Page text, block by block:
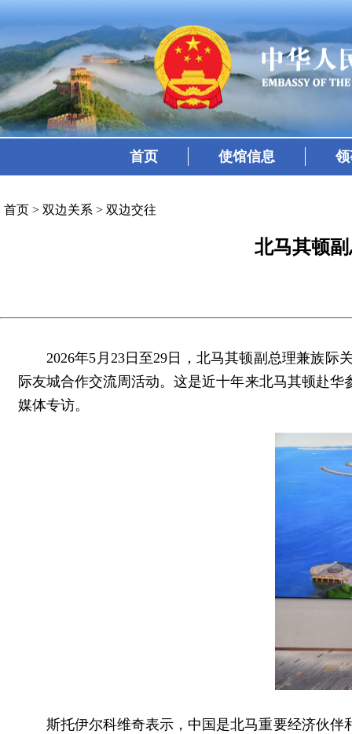
首页 使馆信息
首页 > 双边关系 > 双边交往
北马其顿
2026年5月23日至29日，北马其顿副总理兼族
际友城合作交流周活动。这是近十年来北马其顿赴
媒体专访。
斯托伊尔科维奇表示，中国是北马重要经济伙